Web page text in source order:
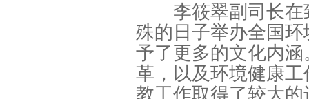
李筱翠副司长在
殊的日子举办全国
予了更多的文化内
革，以及环境健康
教工作取得了较大